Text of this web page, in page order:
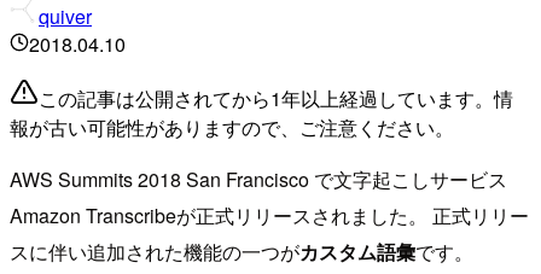
quiver
2018.04.10
この記事は公開されてから1年以上経過しています。情
報が古い可能性がありますので、ご注意ください。
AWS Summits 2018 San Francisco で文字起こしサービス
Amazon Transcribeが正式リリースされました。 正式リリー
スに伴い追加された機能の一つがカスタム語彙です。